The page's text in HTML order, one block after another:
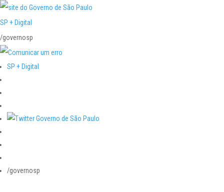
SP + Digital
/governosp
SP + Digital
/governosp